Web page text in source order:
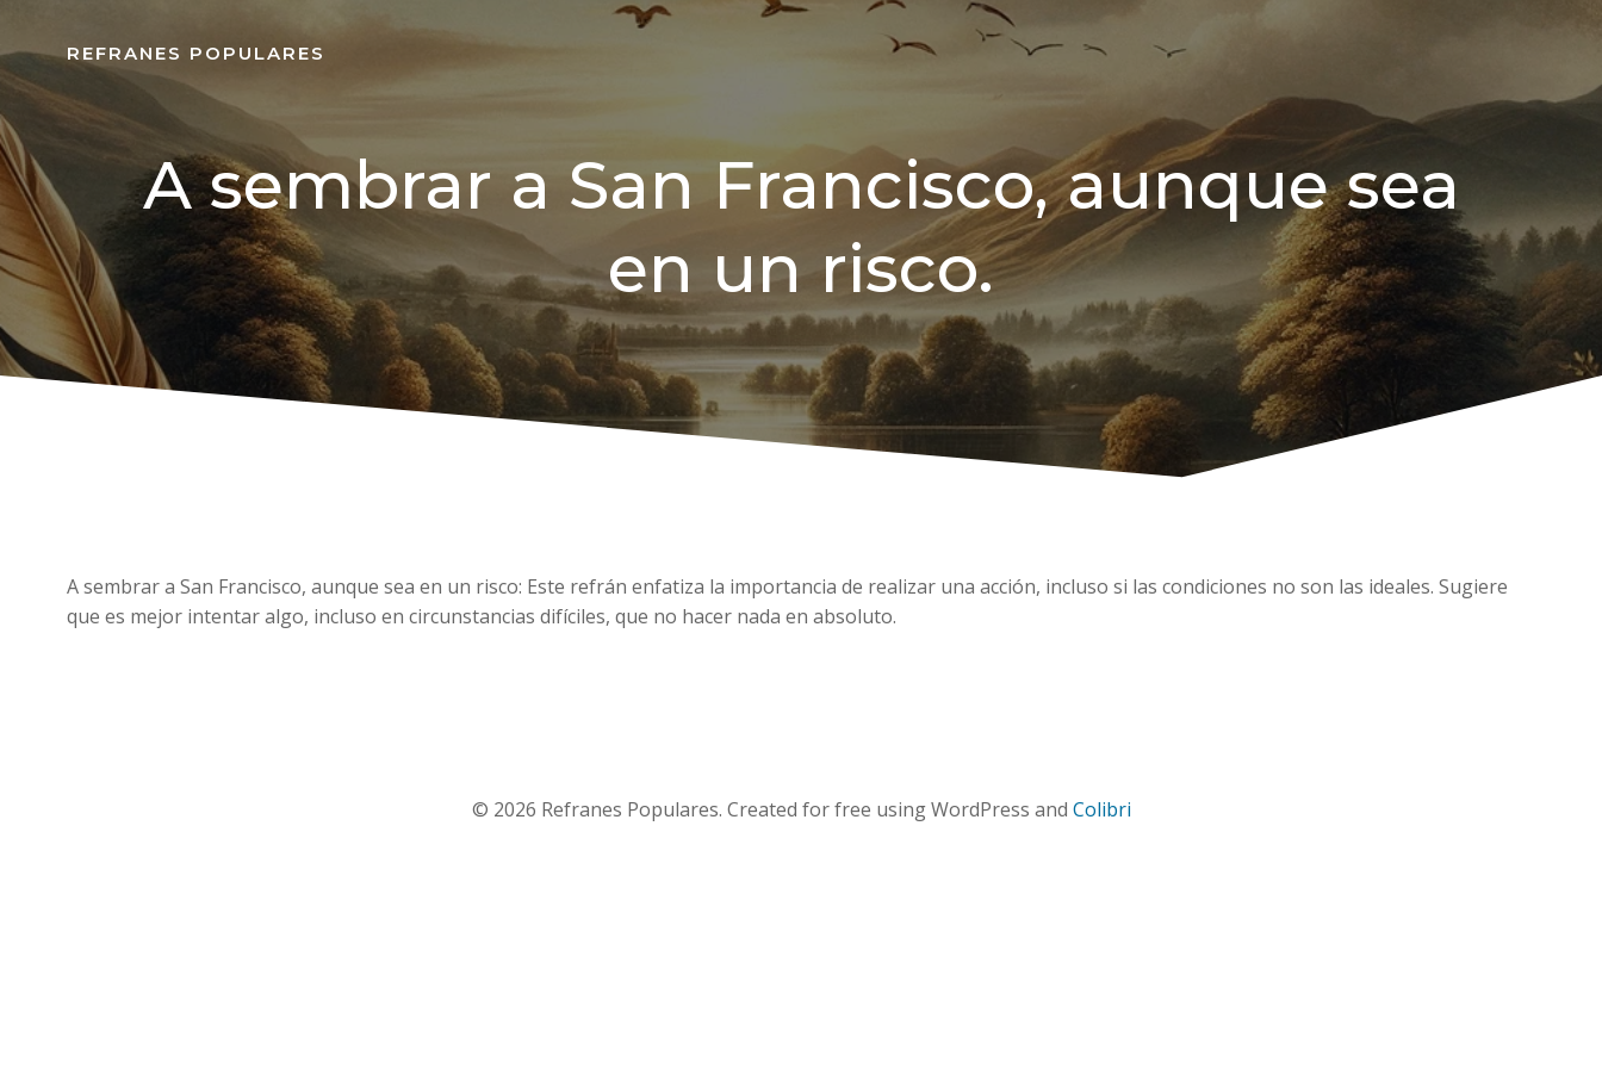
REFRANES POPULARES
A sembrar a San Francisco, aunque sea
en un risco.
A sembrar a San Francisco, aunque sea en un risco: Este refrán enfatiza la importancia de realizar una acción, incluso si las condiciones no son las ideales. Sugiere
que es mejor intentar algo, incluso en circunstancias difíciles, que no hacer nada en absoluto.
© 2026 Refranes Populares. Created for free using WordPress and Colibri